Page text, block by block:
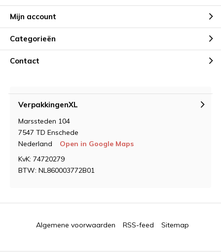
Mijn account
Categorieën
Contact
VerpakkingenXL
Marssteden 104
7547 TD Enschede
Nederland
Open in Google Maps
KvK: 74720279
BTW: NL860003772B01
Algemene voorwaarden RSS-feed Sitemap